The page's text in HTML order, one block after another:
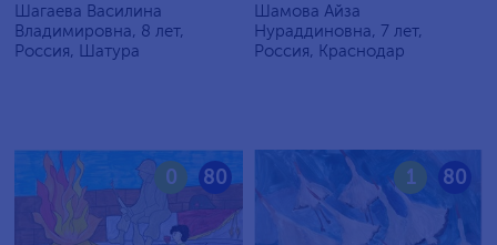
Шагаева Василина
Владимировна, 8 лет,
Россия, Шатура
Шамова Айза
Нураддиновна, 7 лет,
Россия, Краснодар
80
0 80
1